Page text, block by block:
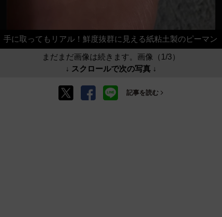
手に取ってもリアル！鮮度抜群に見える紙粘土製のピーマン
まだまだ画像は続きます。画像（1/3）
↓ スクロールで次の写真 ↓
記事を読む